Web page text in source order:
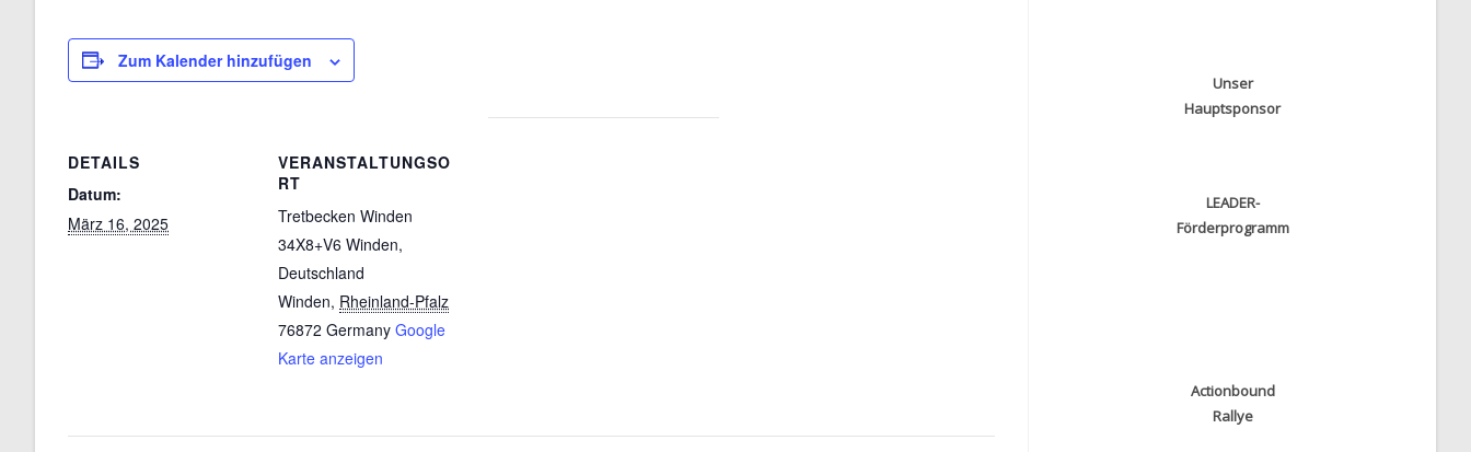
Zum Kalender hinzufügen
DETAILS
Datum:
März 16, 2025
VERANSTALTUNGSO
RT
Tretbecken Winden
34X8+V6 Winden,
Deutschland
Winden, Rheinland-Pfalz
76872 Germany Google
Karte anzeigen
Unser
Hauptsponsor
LEADER-
Förderprogramm
Actionbound
Rallye